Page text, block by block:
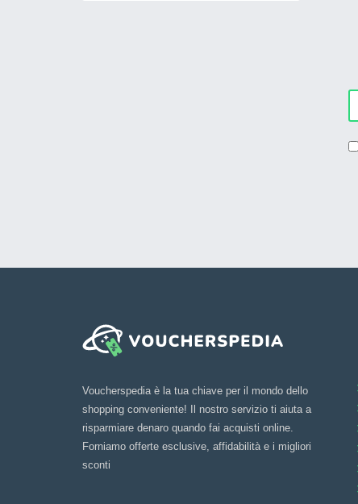
Voucherspedia è la tua chiave per il mondo dello
shopping conveniente! Il nostro servizio ti aiuta a
risparmiare denaro quando fai acquisti online.
Forniamo offerte esclusive, affidabilità e i migliori
sconti